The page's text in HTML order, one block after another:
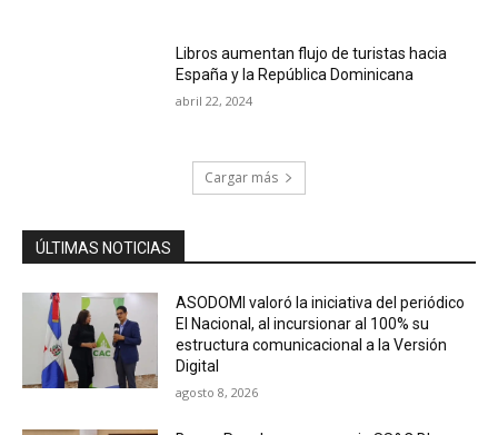
Libros aumentan flujo de turistas hacia
España y la República Dominicana
abril 22, 2024
Cargar más
ÚLTIMAS NOTICIAS
ASODOMI valoró la iniciativa del periódico
El Nacional, al incursionar al 100% su
estructura comunicacional a la Versión
Digital
agosto 8, 2026